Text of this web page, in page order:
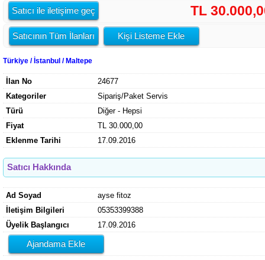
Satıcı ile iletişime geç TL
Satıcının Tüm İlanları Kişi Listeme Ekle
Türkiye / İstanbul / Maltepe
İlan No
24677
Kategoriler
Sipariş/Paket Servis
Türü
Diğer - Hepsi
Fiyat
TL 30.000,00
Eklenme Tarihi
17.09.2016
Satıcı Hakkında
Ad Soyad
ayse fitoz
İletişim Bilgileri
05353399388
Üyelik Başlangıcı
17.09.2016
Ajandama Ekle